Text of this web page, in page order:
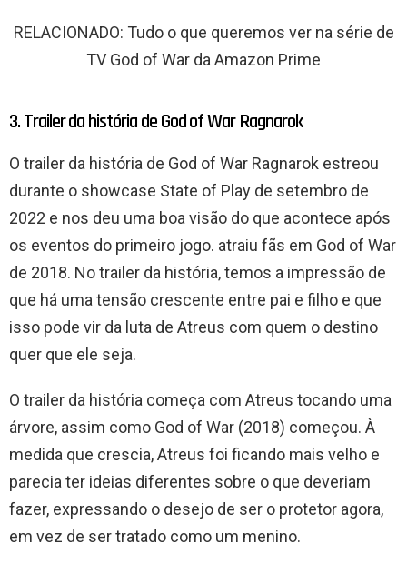
RELACIONADO: Tudo o que queremos ver na série de
TV God of War da Amazon Prime
3. Trailer da história de God of War Ragnarok
O trailer da história de God of War Ragnarok estreou
durante o showcase State of Play de setembro de
2022 e nos deu uma boa visão do que acontece após
os eventos do primeiro jogo. atraiu fãs em God of War
de 2018. No trailer da história, temos a impressão de
que há uma tensão crescente entre pai e filho e que
isso pode vir da luta de Atreus com quem o destino
quer que ele seja.
O trailer da história começa com Atreus tocando uma
árvore, assim como God of War (2018) começou. À
medida que crescia, Atreus foi ficando mais velho e
parecia ter ideias diferentes sobre o que deveriam
fazer, expressando o desejo de ser o protetor agora,
em vez de ser tratado como um menino.